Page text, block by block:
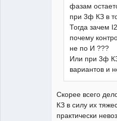
фазам
при 3ф КЗ в
Тогда зачем
почему
не по И ???
Или при 3ф
вариантов и
Скорее всего
КЗ в силу их
практически